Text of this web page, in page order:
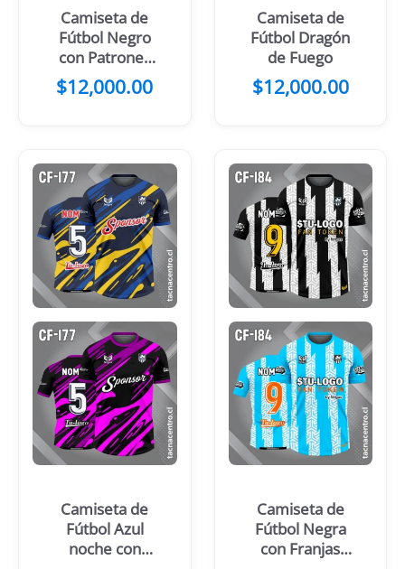
Camiseta de
Fútbol Negro
con Patrones
Turquesa y
Gris
$12,000.00
Camiseta de
Fútbol Dragón
de Fuego
$12,000.00
Camiseta de
Fútbol Azul
noche con
Camiseta de
Fútbol Negra
con Franjas